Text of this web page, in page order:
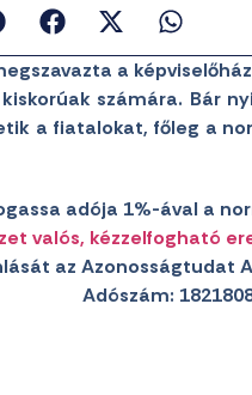
a
számára. Bár
a fiatalokat, főleg a
adója 1%-ával a
valós, kézzelfogható
az Azonosságtudat
Adószám: